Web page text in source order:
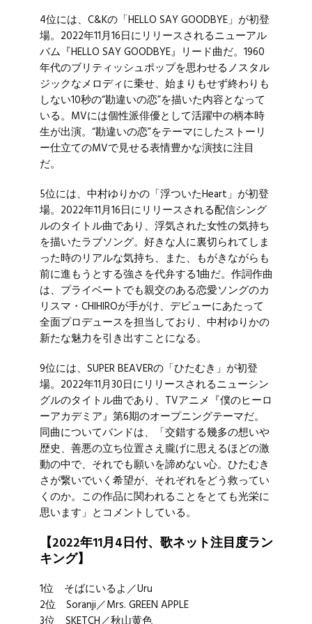
4位には、C&Kの「HELLO SAY GOODBYE」が初登
場。2022年11月16日にリリースされるニューアル
バム『HELLO SAY GOODBYE』リード曲だ。1960
年代のブリティッシュポップを思わせるノスタル
ジックなメロディに乗せ、始まりもせず終わりも
しない10秒の“勘違いの恋”を描いた内容となって
いる。MVには個性派俳優として活躍中の柄本時
生が出演。“勘違いの恋”をテーマにしたストーリ
ー仕立てのMVで見せる表情豊かな演技に注目
だ。
5位には、 中村ゆりかの「浮ついたHeart」が初登
場。2022年11月16日にリリースされる配信シング
ルのタイトル曲であり、浮気された女性の気持ち
を描いたラブソング。好きな人に裏切られてしま
った時のリアルな気持ち、また、もがきながらも
前に進もうとする強さを代弁する1曲だ。作詞作曲
は、プライベートでも親交のある恋愛ソングのカ
リスマ・CHIHIROが手がけ、デビューにあたって
全面プロデュースを担当しており、 中村ゆりかの
新たな魅力を引き出すことになる。
9位には、 SUPER BEAVERの「ひたむき」が初登
場。2022年11月30日にリリースされるニューシン
グルのタイトル曲であり、TVアニメ『僕のヒーロ
ーアカデミア』第6期のオープニングテーマだ。
同曲についてバンドは、「交錯する幾多の想いや
歴史、善悪の立ち位置さえ朧げに思えるほどの激
動の中で、それでも願いを諦めない心。ひたむき
さが繋いでいく希望が、それぞれをどう救ってい
くのか。この作品に関われることをとても光栄に
思います」とコメントしている。
【2022年11月4日付、歌ネット注目度ラン
キング】
1位 そばにいるよ／Uru
2位 Soranji／Mrs. GREEN APPLE